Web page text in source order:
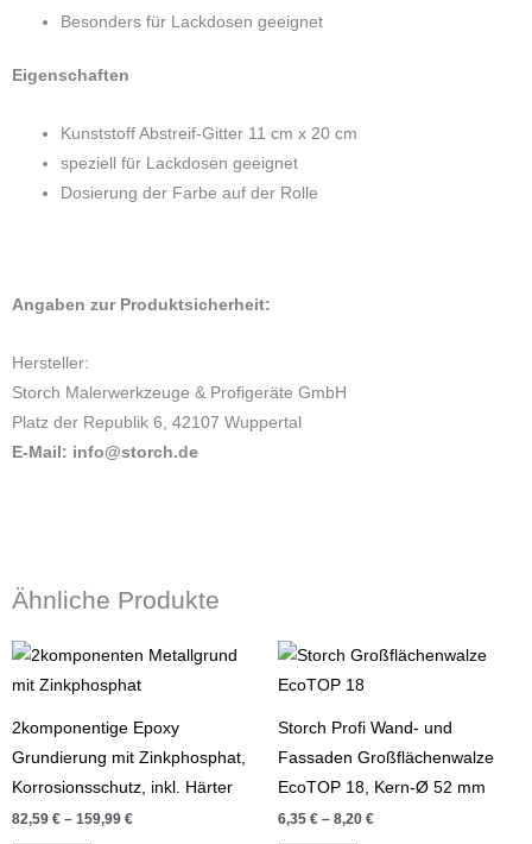
Besonders für Lackdosen geeignet
Eigenschaften
Kunststoff Abstreif-Gitter 11 cm x 20 cm
speziell für Lackdosen geeignet
Dosierung der Farbe auf der Rolle
Angaben zur Produktsicherheit:
Hersteller:
Storch Malerwerkzeuge & Profigeräte GmbH
Platz der Republik 6, 42107 Wuppertal
E-Mail: info@storch.de
Ähnliche Produkte
2komponentige Epoxy
Grundierung mit Zinkphosphat,
Korrosionsschutz, inkl. Härter
82,59 € – 159,99 €
Dieses
Produkt
mehrere
Varianten
Die
Storch Profi Wand- und
Fassaden Großflächenwalze
EcoTOP 18, Kern-Ø 52 mm
6,35 € – 8,20 €
Dieses
Produkt